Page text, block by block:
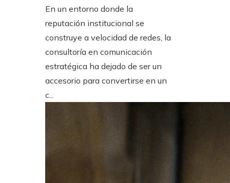
En un entorno donde la
reputación institucional se
construye a velocidad de redes, la
consultoría en comunicación
estratégica ha dejado de ser un
accesorio para convertirse en un
c...